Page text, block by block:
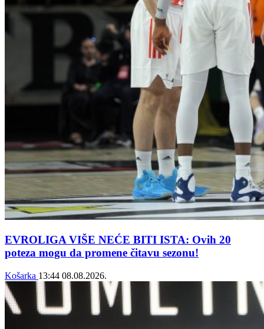
EVROLIGA VIŠE NEĆE BITI ISTA: Ovih 20
poteza mogu da promene čitavu sezonu!
Košarka 13:44 08.08.2026.